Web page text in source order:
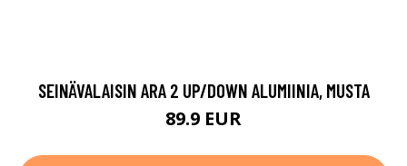
SEINÄVALAISIN ARA 2 UP/DOWN ALUMIINIA, MUSTA
89.9 EUR